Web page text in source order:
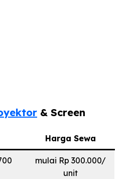
& Screen
Harga Sewa
mulai Rp 300.000/
unit